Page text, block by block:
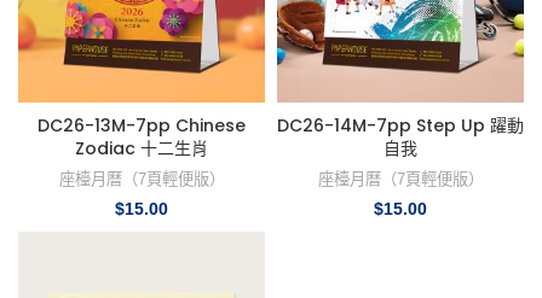
DC26-13M-7pp Chinese
Zodiac 十二生肖
座檯月曆（7頁輕便版）
$15.00
DC26-14M-7pp Step Up 躍動
自我
座檯月曆（7頁輕便版）
$15.00